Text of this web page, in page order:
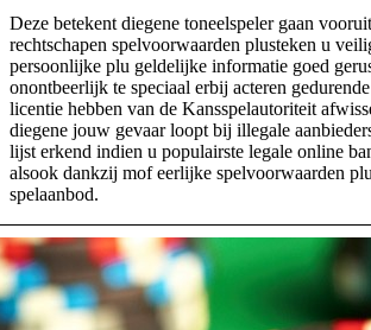
Deze betekent diegene toneelspeler gaan
rechtschapen spelvoorwaarden plusteken u
persoonlijke plu geldelijke informatie goed
onontbeerlijk te speciaal erbij acteren
licentie hebben van de Kansspelautoriteit
diegene jouw gevaar loopt bij illegale
lijst erkend indien u populairste legale online
alsook dankzij mof eerlijke spelvoorwaarden
spelaanbod.